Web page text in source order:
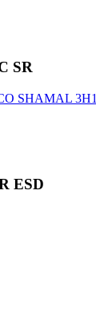
SR
ESD